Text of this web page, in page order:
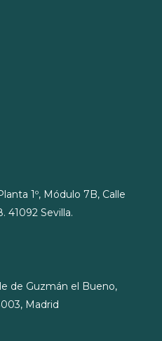
1º, Módulo 7B, Calle
41092 Sevilla.
de Guzmán el Bueno,
Madrid